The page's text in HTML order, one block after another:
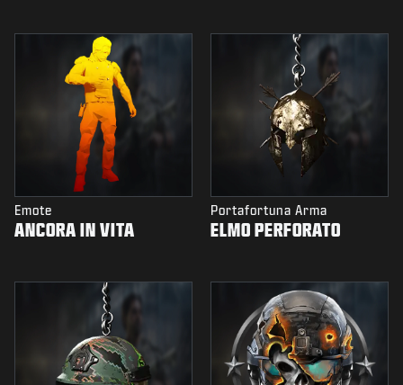
Emote
ANCORA IN VITA
Portafortuna Arma
ELMO PERFORATO